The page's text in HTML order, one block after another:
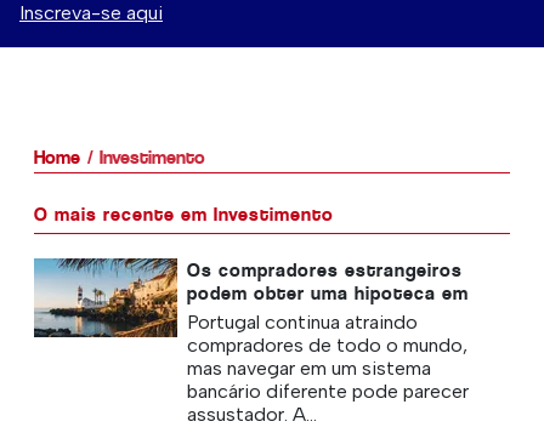
Inscreva-se aqui
Home Investimento
O mais recente em Investimento
Os compradores estrangeiros
podem obter uma hipoteca em
Portugal? Aqui está o que você
precisa saber
Portugal continua atraindo
compradores de todo o mundo,
mas navegar em um sistema
bancário diferente pode parecer
assustador. A...